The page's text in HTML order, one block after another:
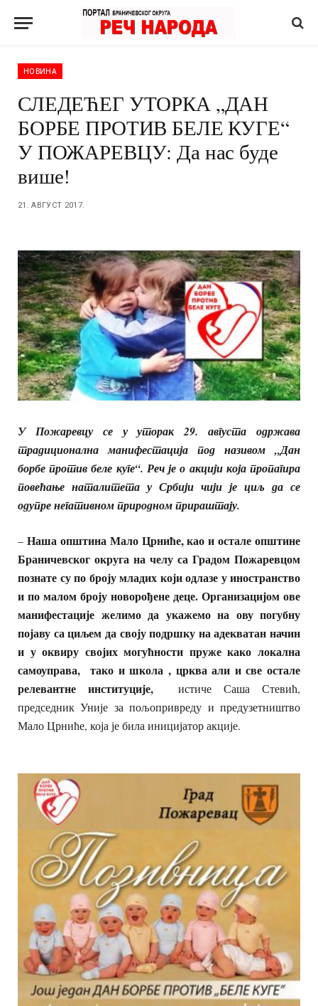
НОВИНА
СЛЕДЕЋЕГ УТОРКА „ДАН
БОРБЕ ПРОТИВ БЕЛЕ КУГЕ“
У ПОЖАРЕВЦУ: Да нас буде
више!
21. АВГУСТ 2017.
У Пожаревцу се у уторак 29. августа одржава
традиционална манифестација под називом „Дан
борбе против беле куге“. Реч је о акцији која пропагира
повећање наталитета у Србији чији је циљ да се
одупре негативном природном прираштају.
– Наша општина Мало Црниће, као и остале општине
Браничевског округа на челу са Градом Пожаревцом
познате су по броју младих који одлазе у иностранство
и по малом броју новорођене деце. Организацијом ове
манифестације желимо да укажемо на ову погубну
појаву са циљем да своју подршку на адекватан начин
и у оквиру својих могућности пруже како локална
самоуправа, тако и школа , црква али и све остале
релевантне институције, истиче Саша Стевић,
председник Уније за пољопривреду и предузетништво
Мало Црниће, која је била иницијатор акције.